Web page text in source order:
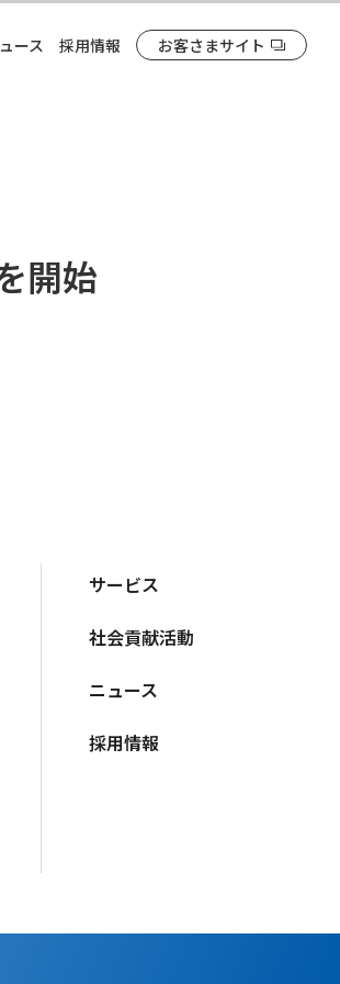
ース 採用情報 お客さまサイト
開始
サービス
社会貢献活動
ニュース
採用情報